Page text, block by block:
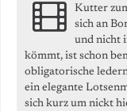
Kutter
sich an
und nicht
kömmt, ist schon
obligatorische
ein elegante
sich kurz um nickt